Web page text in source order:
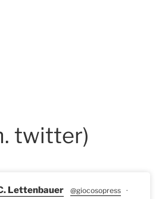
twitter)
Lettenbauer @giocosopress ·